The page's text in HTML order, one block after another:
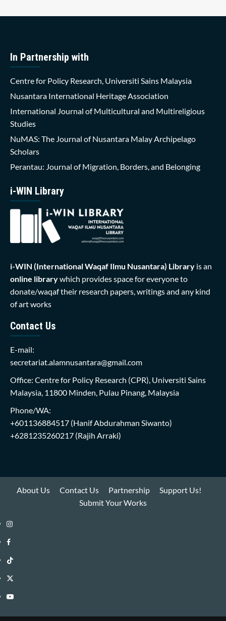
In Partnership with
Centre for Policy Research, Universiti Sains Malaysia
Nusantara International Heritage Association
International Journal of Multicultural and Multireligious
Studies
NuMAS: The Journal of Nusantara Malay Archipelago
Scholars
Perantau: Journal of Migration, Borders, and Belonging
i-WIN Library
i-WIN (International Waqaf Ilmu Nusantara) Library is an
online librarywhich provides space for everyone to
donate/waqaf their research papers, writings and any kind
of art works
Contact Us
E-mail:
secretariat.alamnusantara@gmail.com
Office: Centre for Policy Research (CPR), Universiti Sains
Malaysia, 11800 Minden, Pulau Pinang, Malaysia
Phone/WA:
+601136884517 (Hanif Abdurahman Siwanto)
+6281235260217 (Rajih Arraki)
About Us Contact Us Partnership
Support Us!
Submit Your Works
Instagram
i-
WIN
Library
Facebook
i-
WIN
Library
TikTok
i-
WIN
Twitter
i-
YouTube